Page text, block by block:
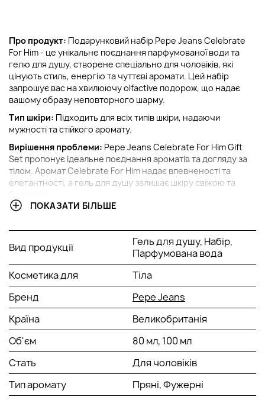
Про продукт: Подарунковий набір Pepe Jeans Celebrate
For Him - це унікальне поєднання парфумованої води та
гелю для душу, створене спеціально для чоловіків, які
цінують стиль, енергію та чуттєві аромати. Цей набір
запрошує вас на хвилюючу olfactive подорож, що надає
вашому образу неповторного шарму.
Тип шкіри: Підходить для всіх типів шкіри, надаючи
мужності та стійкого аромату.
Вирішення проблеми: Pepe Jeans Celebrate For Him Gift
Set пропонує ідеальне поєднання ароматів та догляду за
тілом. Аромат Celebrate For Him надає впевненості та
елегантності, а гель для душу залишає шкіру свіжою та
Ключові компоненти:
Celebrate For Him: мужній та енергійний аромат з
деревними та пряними нотами, що створює
харизматичний та стійкий образ.
компонентами, що доглядають, залишаючи шкіру
Позначення компонентів: Продукти набору пройшли
ретельні випробування та містять високоякісні
інгредієнти, безпечні для шкіри.
Цей набір – ідеальний вибір для
чоловіків, які цінують стійкий та мужній аромат, а також
піклування про себе. Він також може стати чудовим
подарунком для особливих моментів у житті.
ПОКАЗАТИ БІЛЬШЕ
Вид продукції
Гель для душу, Набір,
Парфумована вода
Косметика для
Тіла
Бренд
Pepe Jeans
Країна
Великобританія
Об'єм
80 мл, 100 мл
Стать
Для чоловіків
Тип аромату
Пряні, Фужерні